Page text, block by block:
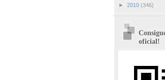
► 2010 (346)
oficial!